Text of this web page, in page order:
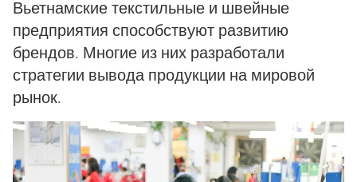
Вьетнамские текстильные и швейные
предприятия способствуют развитию
брендов. Многие из них разработали
стратегии вывода продукции на мировой
рынок.